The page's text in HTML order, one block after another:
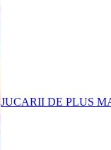
JUCARII DE PLUS